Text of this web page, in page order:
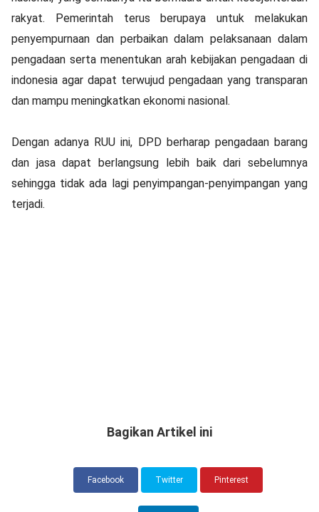
rakyat. Pemerintah terus berupaya untuk melakukan
penyempurnaan dan perbaikan dalam pelaksanaan dalam
pengadaan serta menentukan arah kebijakan pengadaan di
indonesia agar dapat terwujud pengadaan yang transparan
dan mampu meningkatkan ekonomi nasional.
Dengan adanya RUU ini, DPD berharap pengadaan barang
dan jasa dapat berlangsung lebih baik dari sebelumnya
sehingga tidak ada lagi penyimpangan-penyimpangan yang
terjadi.
Bagikan Artikel ini
Facebook Twitter Pinterest